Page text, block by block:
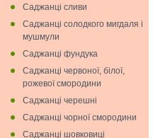
Саджанці сливи
Саджанці солодкого мигдаля i
мушмули
Саджанці фундука
Саджанці червоної, білої,
рожевої смородини
Саджанці черешні
Саджанці чорної смородини
Саджанці шовковиці